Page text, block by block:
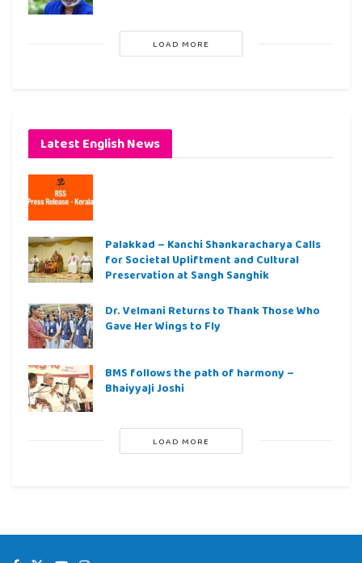
LOAD MORE
Latest English News
Palakkad – Kanchi Shankaracharya Calls
for Societal Upliftment and Cultural
Preservation at Sangh Sanghik
Dr. Velmani Returns to Thank Those Who
Gave Her Wings to Fly
BMS follows the path of harmony –
Bhaiyyaji Joshi
LOAD MORE